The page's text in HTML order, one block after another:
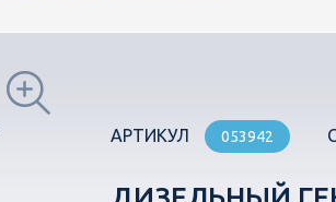
АРТИКУЛ 053942